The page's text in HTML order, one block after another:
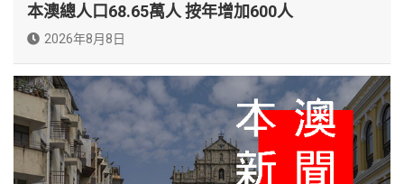
本澳總人口68.65萬人 按年增加600人
2026年8月8日